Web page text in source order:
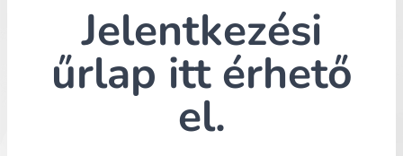
Jelentkezési
űrlap itt érhető
el.